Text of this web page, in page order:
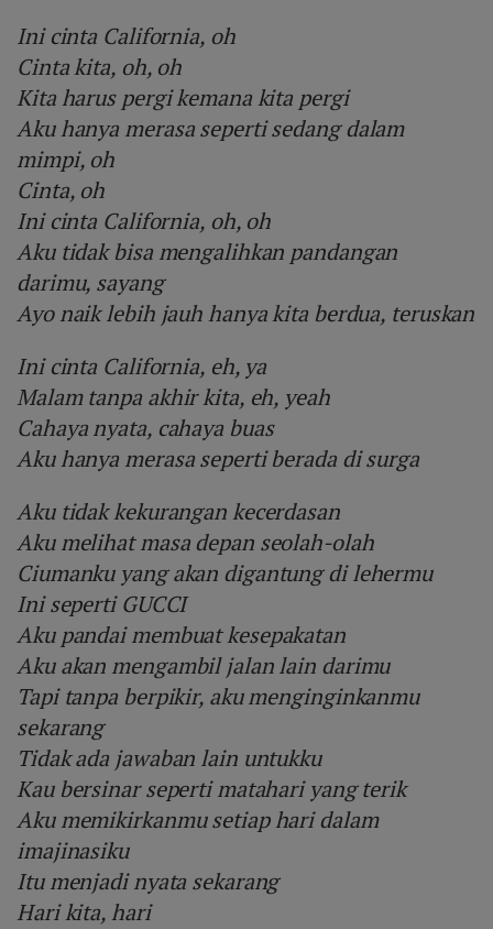
Ini cinta California, oh
Cinta kita, oh, oh
Kita harus pergi kemana kita pergi
Aku hanya merasa seperti sedang dalam
mimpi, oh
Cinta, oh
Ini cinta California, oh, oh
Aku tidak bisa mengalihkan pandangan
darimu, sayang
Ayo naik lebih jauh hanya kita berdua, teruskan
Ini cinta California, eh, ya
Malam tanpa akhir kita, eh, yeah
Cahaya nyata, cahaya buas
Aku hanya merasa seperti berada di surga
Aku tidak kekurangan kecerdasan
Aku melihat masa depan seolah-olah
Ciumanku yang akan digantung di lehermu
Ini seperti GUCCI
Aku pandai membuat kesepakatan
Aku akan mengambil jalan lain darimu
Tapi tanpa berpikir, aku menginginkanmu
sekarang
Tidak ada jawaban lain untukku
Kau bersinar seperti matahari yang terik
Aku memikirkanmu setiap hari dalam
imajinasiku
Itu menjadi nyata sekarang
Hari kita, hari